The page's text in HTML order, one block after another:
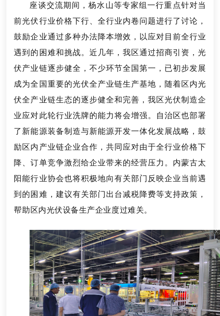
座谈交流期间，杨水山等专家组一行重点针对当
前光伏行业价格下行、全行业内卷问题进行了讨论，
鼓励企业通过多种办法降本增效，以应对目前全行业
遇到的困难和挑战。近几年，我区通过招商引资，光
伏产业链逐步健全，不少环节全国第一，已初步发展
成为全国重要的光伏全产业链生产基地，随着区内光
伏全产业链生态的逐步健全和完善，我区光伏制造企
业应对此轮行业洗牌的能力将会增强。自治区也部署
了新能源装备制造与新能源开发一体化发展战略，鼓
励区内产业链企业合作，共同应对由于全行业价格下
降、订单竞争激烈给企业带来的经营压力。内蒙古太
阳能行业协会也将积极地向有关部门反映企业当前遇
到的困难，建议有关部门出台减税降费等支持政策，
帮助区内光伏设备生产企业度过难关。